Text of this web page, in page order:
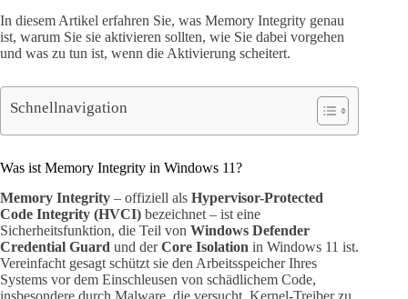
In diesem Artikel erfahren Sie, was Memory Integrity genau
ist, warum Sie sie aktivieren sollten, wie Sie dabei vorgehen
und was zu tun ist, wenn die Aktivierung scheitert.
Schnellnavigation
Was ist Memory Integrity in Windows 11?
Memory Integrity – offiziell als Hypervisor-Protected
Code Integrity (HVCI) bezeichnet – ist eine
Sicherheitsfunktion, die Teil von Windows Defender
Credential Guard und derCore Isolation in Windows 11 ist.
Vereinfacht gesagt schützt sie den Arbeitsspeicher Ihres
Systems vor dem Einschleusen von schädlichem Code,